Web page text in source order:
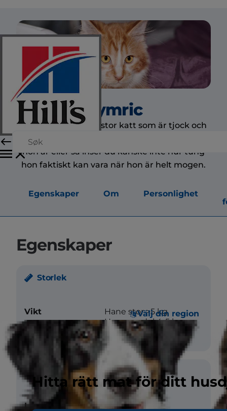
Välj din region
Hitta rätt mat för ditt
Cymric
Cymric är en medelstor katt som är tjock och
kraftigt benbenad. Cymric kan verka större än
hon är eller så inser du kanske inte hur tung
hon faktiskt kan vara när hon är helt mogen.
Egenskaper Om
Personlighet
Egenskaper
Storlek
Vikt
Hane stor >5 kg
Hona medel 4-5 kg
Längd Lång